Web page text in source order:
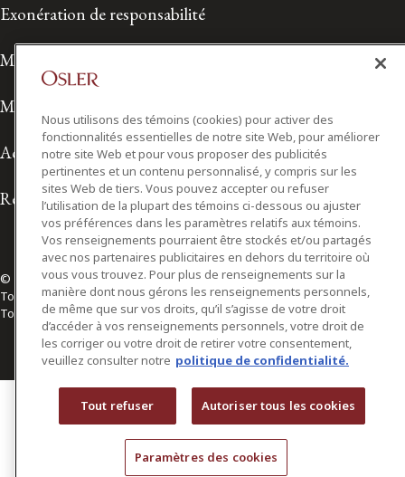
Exonération de responsabilité
Modalités de prestation de services
Modalités d'utilisation
Accessibilité
Relations avec les médias
© 2026 Osler, Hoskin & Harcourt S.E.N.C.R.L./s.r.l.
Tous droits réservés
Toronto | Montréal | Calgary | Vancouver | Ottawa | New York
Nous utilisons des témoins (cookies) pour activer des
fonctionnalités essentielles de notre site Web, pour améliorer
notre site Web et pour vous proposer des publicités
pertinentes et un contenu personnalisé, y compris sur les
sites Web de tiers. Vous pouvez accepter ou refuser
l’utilisation de la plupart des témoins ci-dessous ou ajuster
vos préférences dans les paramètres relatifs aux témoins.
Vos renseignements pourraient être stockés et/ou partagés
avec nos partenaires publicitaires en dehors du territoire où
vous vous trouvez. Pour plus de renseignements sur la
manière dont nous gérons les renseignements personnels,
de même que sur vos droits, qu’il s’agisse de votre droit
d’accéder à vos renseignements personnels, votre droit de
les corriger ou votre droit de retirer votre consentement,
veuillez consulter notre politique de confidentialité.
Tout refuser Autoriser tous les cookies
Paramètres des cookies